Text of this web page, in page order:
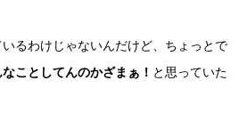
るわけじゃないんだけど、ちょっとで
ことしてんのかざまぁ！ と思っていた